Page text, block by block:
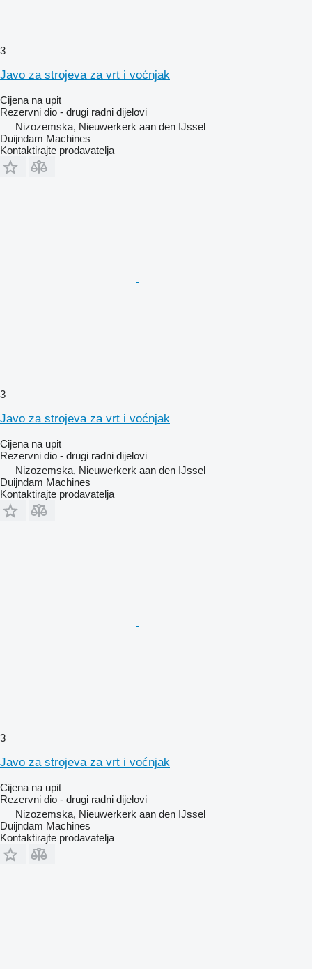
3
Javo za strojeva za vrt i voćnjak
Cijena na upit
Rezervni dio - drugi radni dijelovi
Nizozemska, Nieuwerkerk aan den IJssel
Duijndam Machines
Kontaktirajte prodavatelja
3
Javo za strojeva za vrt i voćnjak
Cijena na upit
Rezervni dio - drugi radni dijelovi
Nizozemska, Nieuwerkerk aan den IJssel
Duijndam Machines
Kontaktirajte prodavatelja
3
Javo za strojeva za vrt i voćnjak
Cijena na upit
Rezervni dio - drugi radni dijelovi
Nizozemska, Nieuwerkerk aan den IJssel
Duijndam Machines
Kontaktirajte prodavatelja